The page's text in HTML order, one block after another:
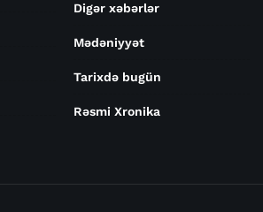
Digər xəbərlər
Mədəniyyət
Tarixdə bugün
Rəsmi Xronika